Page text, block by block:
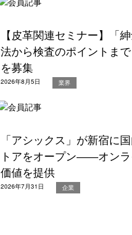
【皮革関連セミナー】「
法から検査のポイントま
を募集
2026年8月5日 業界
「アシックス」が新宿に
トアをオープン――オン
価値を提供
2026年7月31日 企業